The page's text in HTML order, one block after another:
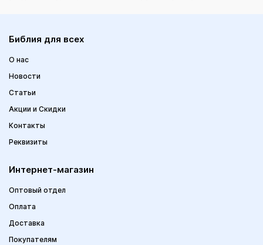
Библия для всех
О нас
Новости
Статьи
Акции и Скидки
Контакты
Реквизиты
Интернет-магазин
Оптовый отдел
Оплата
Доставка
Покупателям